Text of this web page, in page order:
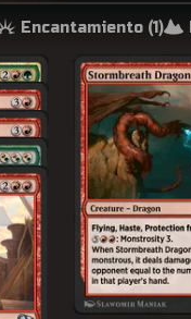
Encantamiento (1)